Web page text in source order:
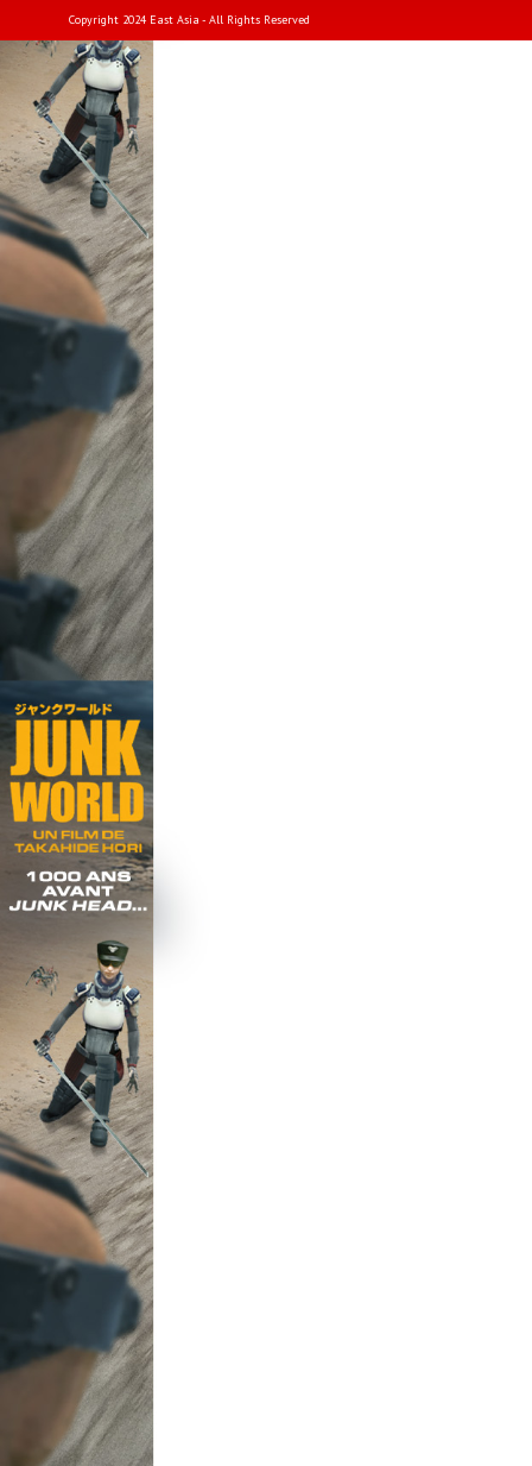
Copyright 2024 East Asia - All Rights Reserved